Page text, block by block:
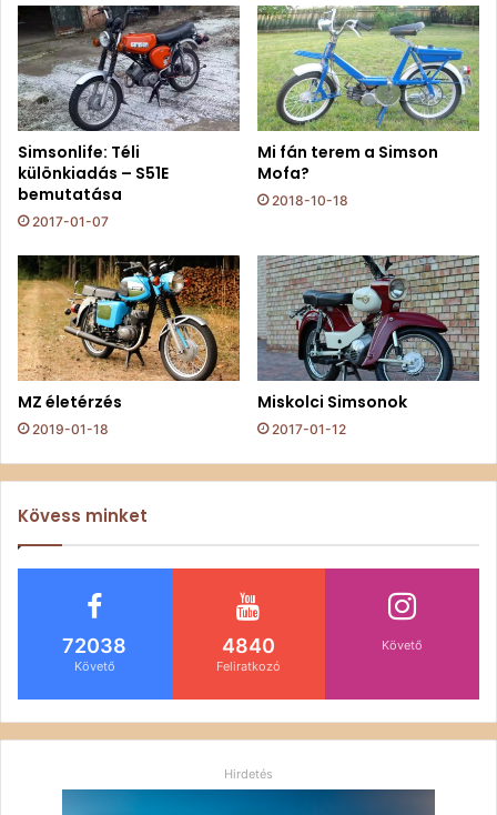
Simsonlife: Téli
különkiadás – S51E
bemutatása
2017-01-07
Mi fán terem a Simson
Mofa?
2018-10-18
MZ életérzés
2019-01-18
Miskolci Simsonok
2017-01-12
Kövess minket
72038
Követő
4840
Feliratkozó
Követő
Hirdetés